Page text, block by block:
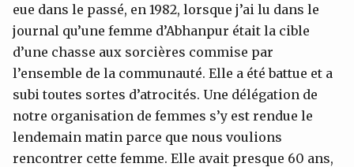
eue dans le passé, en 1982, lorsque j’ai lu dans le
journal qu’une femme d’Abhanpur était la cible
d’une chasse aux sorcières commise par
l’ensemble de la communauté. Elle a été battue et a
subi toutes sortes d’atrocités. Une délégation de
notre organisation de femmes s’y est rendue le
lendemain matin parce que nous voulions
rencontrer cette femme. Elle avait presque 60 ans,